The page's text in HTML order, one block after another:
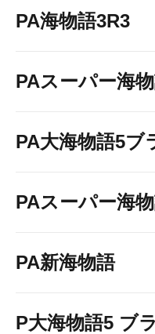
PA海物語3R3
PAスーパー海
PA大海物語5ブ
PAスーパー海
PA新海物語
P大海物語5 ブ